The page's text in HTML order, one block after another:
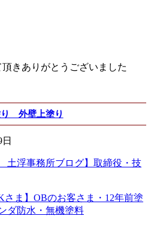
きありがとうございました
外壁上塗り
土浮事務所ブログ】取締役・技
さま】OBのお客さま・12年前塗
ダ防水・無機塗料